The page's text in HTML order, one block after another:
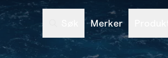
Merker